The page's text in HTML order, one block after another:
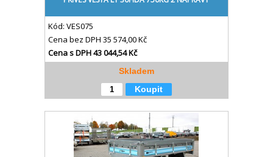
Kód: VES075
Cena bez DPH 35 574,00 Kč
Cena s DPH43 044,54 Kč
Skladem
Koupit